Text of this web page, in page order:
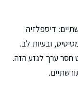
דיספלזיה
ובעיות לב.
חסר ערך לגזע הזה.